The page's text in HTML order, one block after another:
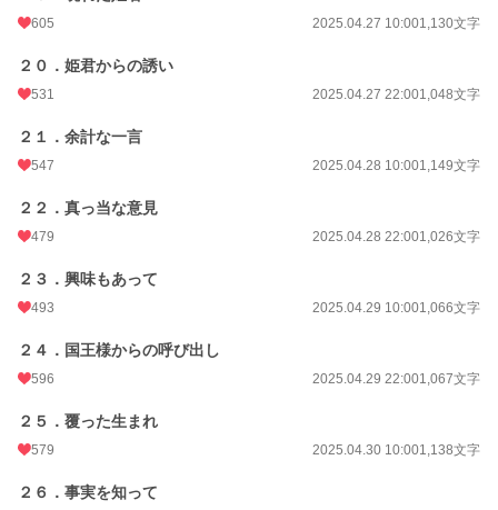
605 2025.04.27 10:001,130文字
２０．姫君からの誘い
531 2025.04.27 22:001,048文字
２１．余計な一言
547 2025.04.28 10:001,149文字
２２．真っ当な意見
479 2025.04.28 22:001,026文字
２３．興味もあって
493 2025.04.29 10:001,066文字
２４．国王様からの呼び出し
596 2025.04.29 22:001,067文字
２５．覆った生まれ
579 2025.04.30 10:001,138文字
２６．事実を知って